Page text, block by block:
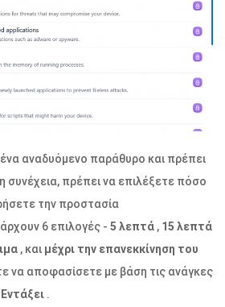
αναδυόμενο παράθυρο και πρέπει
συνέχεια, πρέπει να επιλέξετε πόσο
την προστασία
6 επιλογές - 5 λεπτά , 15 λεπτά
, και μέχρι την επανεκκίνηση του
να αποφασίσετε με βάση τις ανάγκες
Εντάξει .